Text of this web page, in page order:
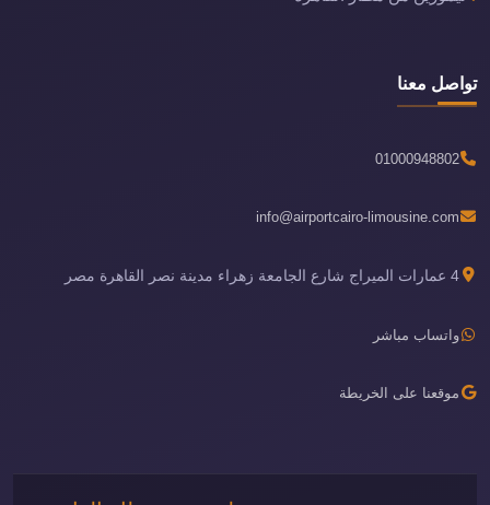
تواصل معنا
01000948802
info@airportcairo-limousine.com
4 عمارات الميراج شارع الجامعة زهراء مدينة نصر القاهرة مصر
واتساب مباشر
موقعنا على الخريطة